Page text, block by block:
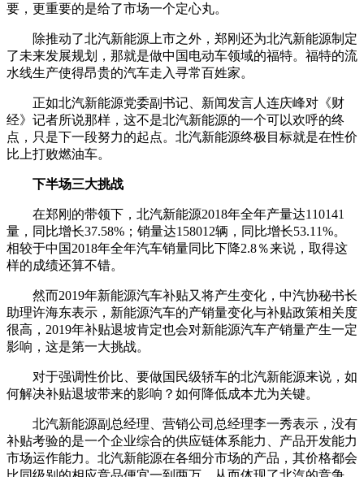
要，更重要的是给了市场一个定心丸。
除推动了北汽新能源上市之外，郑刚还为北汽新能源制定
了未来发展规划，那就是做中国电动车领域的福特。福特的流
水线生产使得昂贵的汽车走入寻常百姓家。
正如北汽新能源党委副书记、新闻发言人连庆峰对《财
经》记者所说那样，这不是北汽新能源的一个可以欢呼的终
点，只是下一段努力的起点。北汽新能源终极目标就是在性价
比上打败燃油车。
下半场三大挑战
在郑刚的带领下，北汽新能源2018年全年产量达110141
量，同比增长37.58%；销量达158012辆，同比增长53.11%。
相较于中国2018年全年汽车销量同比下降2.8％来说，取得这
样的成绩还算不错。
然而2019年新能源汽车补贴又将产生变化，中汽协秘书长
助理许海东表示，新能源汽车的产销量变化与补贴政策相关度
很高，2019年补贴退坡肯定也会对新能源汽车产销量产生一定
影响，这是第一大挑战。
对于强调性价比、要做国民级轿车的北汽新能源来说，如
何解决补贴退坡带来的影响？如何降低成本尤为关键。
北汽新能源副总经理、营销公司总经理李一秀表示，没有
补贴考验的是一个企业综合的供应链体系能力、产品开发能力
市场运作能力。北汽新能源在各细分市场的产品，其价格都会